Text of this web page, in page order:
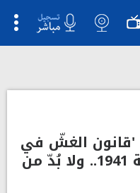
'قانون الغشّ في
الامتحانات يعود إلى سنة 1941.. ولا بُدّ من